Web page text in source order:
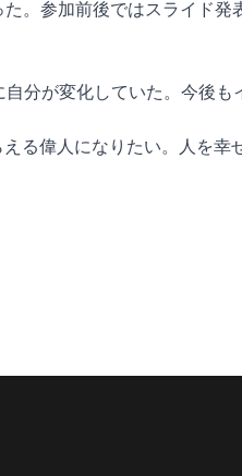
。参加前後ではスライド
分が変化していた。今後も
る偉人になりたい。人を幸